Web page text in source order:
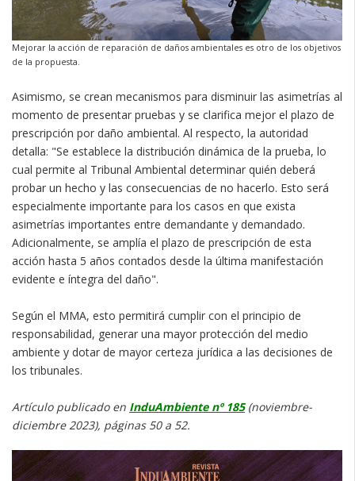
Mejorar la acción de reparación de daños ambientales es otro de los objetivos
de la propuesta.
Asimismo, se crean mecanismos para disminuir las asimetrías al
momento de presentar pruebas y se clarifica mejor el plazo de
prescripción por daño ambiental. Al respecto, la autoridad
detalla: "Se establece la distribución dinámica de la prueba, lo
cual permite al Tribunal Ambiental determinar quién deberá
probar un hecho y las consecuencias de no hacerlo. Esto será
especialmente importante para los casos en que exista
asimetrías importantes entre demandante y demandado.
Adicionalmente, se amplía el plazo de prescripción de esta
acción hasta 5 años contados desde la última manifestación
evidente e íntegra del daño".
Según el MMA, esto permitirá cumplir con el principio de
responsabilidad, generar una mayor protección del medio
ambiente y dotar de mayor certeza jurídica a las decisiones de
los tribunales.
Artículo publicado en InduAmbiente nº 185(noviembre-
diciembre 2023), páginas 50 a 52.